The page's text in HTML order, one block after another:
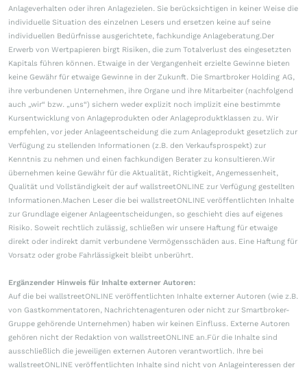
Anlageverhalten oder ihren Anlagezielen. Sie berücksichtigen in keiner Weise die
individuelle Situation des einzelnen Lesers und ersetzen keine auf seine
individuellen Bedürfnisse ausgerichtete, fachkundige Anlageberatung.Der
Erwerb von Wertpapieren birgt Risiken, die zum Totalverlust des eingesetzten
Kapitals führen können. Etwaige in der Vergangenheit erzielte Gewinne bieten
keine Gewähr für etwaige Gewinne in der Zukunft. Die Smartbroker Holding AG,
ihre verbundenen Unternehmen, ihre Organe und ihre Mitarbeiter (nachfolgend
auch „wir“ bzw. „uns“) sichern weder explizit noch implizit eine bestimmte
Kursentwicklung von Anlageprodukten oder Anlageproduktklassen zu. Wir
empfehlen, vor jeder Anlageentscheidung die zum Anlageprodukt gesetzlich zur
Verfügung zu stellenden Informationen (z.B. den Verkaufsprospekt) zur
Kenntnis zu nehmen und einen fachkundigen Berater zu konsultieren.Wir
übernehmen keine Gewähr für die Aktualität, Richtigkeit, Angemessenheit,
Qualität und Vollständigkeit der auf wallstreetONLINE zur Verfügung gestellten
Informationen.Machen Leser die bei wallstreetONLINE veröffentlichten Inhalte
zur Grundlage eigener Anlageentscheidungen, so geschieht dies auf eigenes
Risiko. Soweit rechtlich zulässig, schließen wir unsere Haftung für etwaige
direkt oder indirekt damit verbundene Vermögensschäden aus. Eine Haftung für
Vorsatz oder grobe Fahrlässigkeit bleibt unberührt.
Ergänzender Hinweis für Inhalte externer Autoren:
Auf die bei wallstreetONLINE veröffentlichten Inhalte externer Autoren (wie z.B.
von Gastkommentatoren, Nachrichtenagenturen oder nicht zur Smartbroker-
Gruppe gehörende Unternehmen) haben wir keinen Einfluss. Externe Autoren
gehören nicht der Redaktion von wallstreetONLINE an.Für die Inhalte sind
ausschließlich die jeweiligen externen Autoren verantwortlich. Ihre bei
wallstreetONLINE veröffentlichten Inhalte sind nicht von Anlageinteressen der